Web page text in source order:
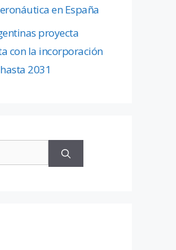
en España
proyecta
con la incorporación
2031